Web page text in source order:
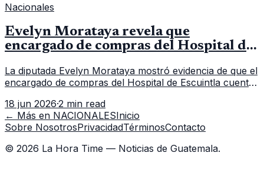
Nacionales
Evelyn Morataya revela que
encargado de compras del Hospital de
La diputada Evelyn Morataya mostró evidencia de que el
encargado de compras del Hospital de Escuintla cuenta
capacitación en la capital.
18 jun 2026·2 min read
← Más en NACIONALESInicio
Sobre NosotrosPrivacidadTérminosContacto
© 2026 La Hora Time — Noticias de Guatemala.